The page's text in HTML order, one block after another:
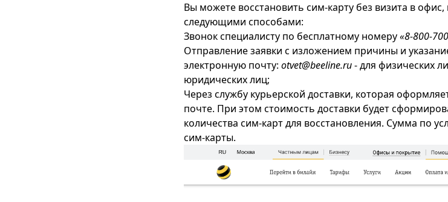
Вы можете восстановить сим-карту без визита в
следующими способами:
Звонок специалисту по бесплатному номеру«8-800-
Отправление заявки с изложением причины и
электронную почту: otvet@beeline.ru- для физических
юридических лиц;
Через службу курьерской доставки, которая
почте. При этом стоимость доставки будет
количества сим-карт для восстановления. Сумма по
сим-карты.